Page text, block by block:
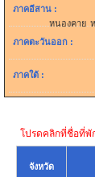
ภาคอีสาน:
หนองคาย
ภาคตะวันออก:
ภาคใต้:
โปรดคลิกที่ชื่อที่พัก
จังหวัด